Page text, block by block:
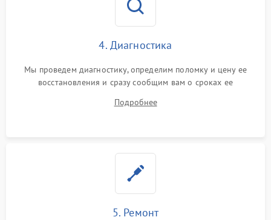
4. Диагностика
Мы проведем диагностику, определим поломку и цену ее
восстановления и сразу сообщим вам о сроках ее
Подробнее
5. Ремонт